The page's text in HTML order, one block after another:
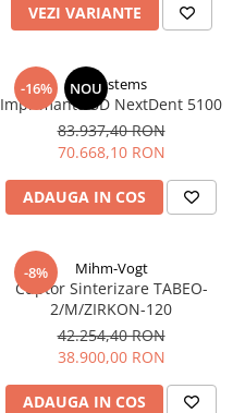
VEZI VARIANTE
-16% NOU
3Dsystems
Imprimanta 3D NextDent 5100
83.937,40 RON
70.668,10 RON
ADAUGA IN COS
-8% Mihm-Vogt
Cuptor Sinterizare TABEO-
2/M/ZIRKON-120
42.254,40 RON
38.900,00 RON
ADAUGA IN COS